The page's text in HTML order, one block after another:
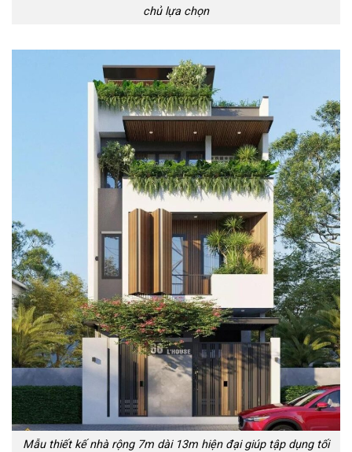
chủ lựa chọn
Mẫu thiết kế nhà rộng 7m dài 13m hiện đại giúp tập dụng tối